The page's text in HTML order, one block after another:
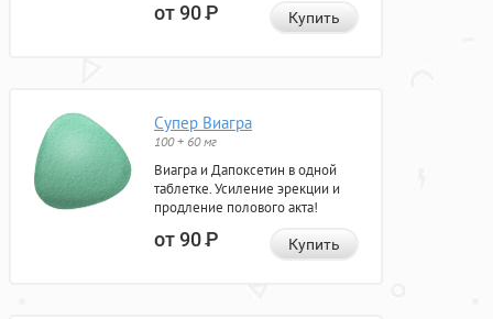
от 90Р Купить
Супер Виагра
100 + 60 мг
Виагра и Дапоксетин в одной
таблетке. Усиление эрекции и
продление полового акта!
от 90Р Купить